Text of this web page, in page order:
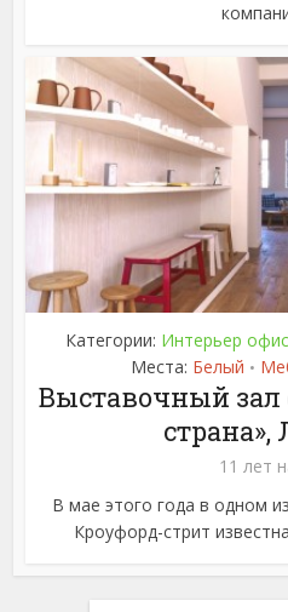
Категории: Интерьер
Места: Белый •
Выставочный
страна»,
11 лет
В мае этого года в одном
Кроуфорд-стрит